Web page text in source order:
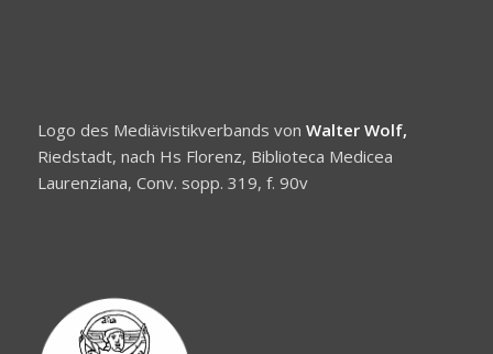
Logo des Mediävistikverbands von Walter Wolf,
Riedstadt, nach Hs Florenz, Biblioteca Medicea
Laurenziana, Conv. sopp. 319, f. 90v